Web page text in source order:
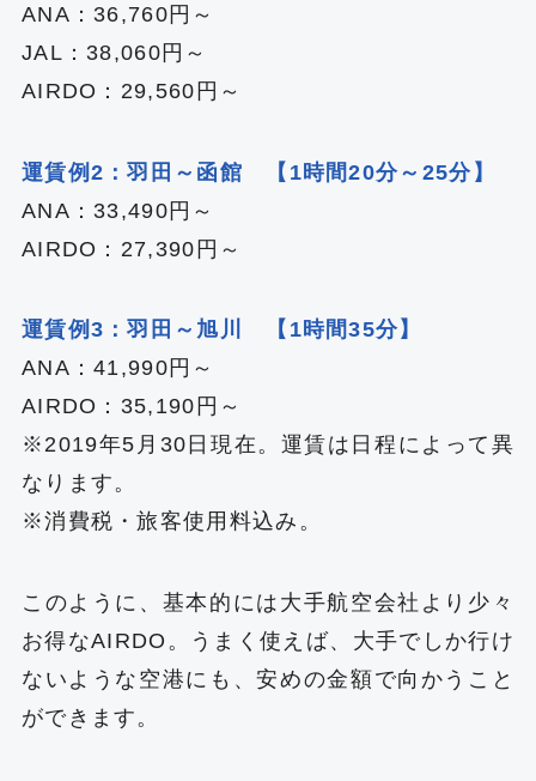
ANA：36,760円～
JAL：38,060円～
AIRDO：29,560円～
運賃例2：羽田～函館 【1時間20分～25分】
ANA：33,490円～
AIRDO：27,390円～
運賃例3：羽田～旭川 【1時間35分】
ANA：41,990円～
AIRDO：35,190円～
※2019年5月30日現在。運賃は日程によって異
なります。
※消費税・旅客使用料込み。
このように、基本的には大手航空会社より少々
お得なAIRDO。うまく使えば、大手でしか行け
ないような空港にも、安めの金額で向かうこと
ができます。